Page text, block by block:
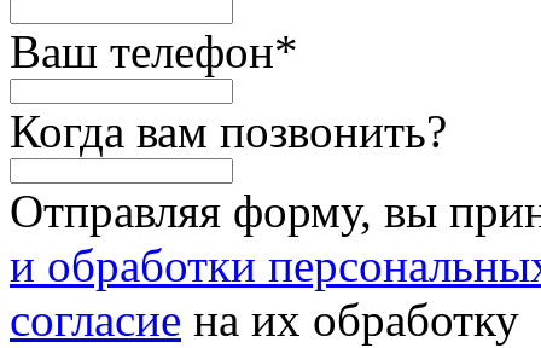
Ваш телефон*
Когда вам позвонить?
Отправляя форму, вы
и обработки
согласие на их обработку